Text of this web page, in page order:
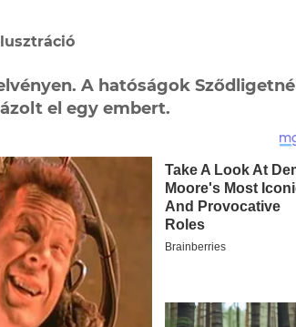
A hatóságok Sződligetnél
el egy embert.